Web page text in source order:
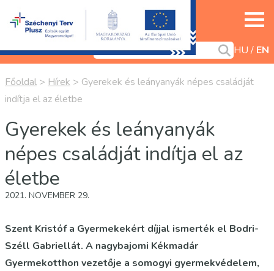
HU EN
Főoldal > Hírek > Gyerekek és leányanyák népes családját
indítja el az életbe
Gyerekek és leányanyák
népes családját indítja el az
életbe
2021. NOVEMBER 29.
Szent Kristóf a Gyermekekért díjjal ismerték el Bodri-
Széll Gabriellát. A nagybajomi Kékmadár
Gyermekotthon vezetője a somogyi gyermekvédelem,